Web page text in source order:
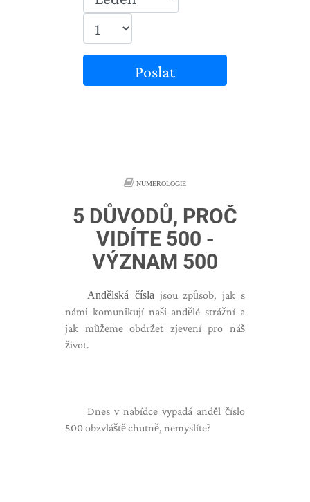
Poslat
NUMEROLOGIE
5 DŮVODŮ, PROČ
VIDÍTE 500 -
VÝZNAM 500
Andělská čísla jsou způsob, jak s
námi komunikují naši andělé strážní a
jak můžeme obdržet zjevení pro náš
život.
Dnes v nabídce vypadá anděl číslo
500 obzvláště chutně, nemyslíte?